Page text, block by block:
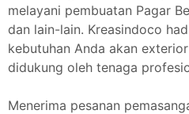
melayani pembuatan Pagar
dan lain-lain. Kreasindoco
kebutuhan Anda akan
didukung oleh tenaga
Menerima pesanan